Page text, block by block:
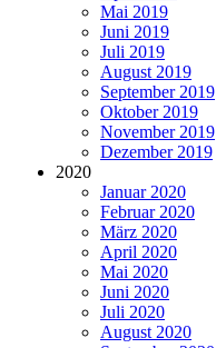
Mai 2019
Juni 2019
Juli 2019
August 2019
September 2019
Oktober 2019
November 2019
Dezember 2019
2020
Januar 2020
Februar 2020
März 2020
April 2020
Mai 2020
Juni 2020
Juli 2020
August 2020